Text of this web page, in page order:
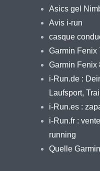
Asics gel
Avis i-run
casque
Garmin Fenix
Garmin Fenix
i-Run.de :
Laufsport,
i-Run.es :
i-Run.fr :
running
Quelle